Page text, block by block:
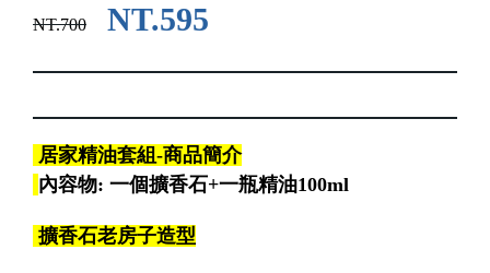
NT.700 NT.595
居家精油套組-商品簡介
內容物: 一個擴香石+一瓶精油100ml
擴香石老房子造型